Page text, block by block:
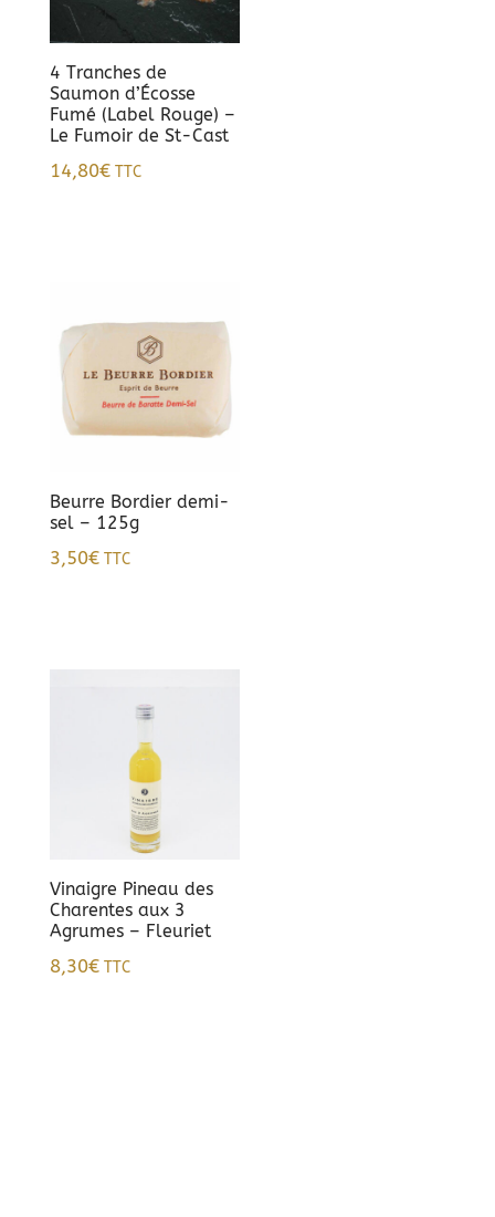
4 Tranches de
Saumon d’Écosse
Fumé (Label Rouge) –
Le Fumoir de St-Cast
14,80€ TTC
Beurre Bordier demi-
sel – 125g
3,50€ TTC
Vinaigre Pineau des
Charentes aux 3
Agrumes – Fleuriet
8,30€ TTC